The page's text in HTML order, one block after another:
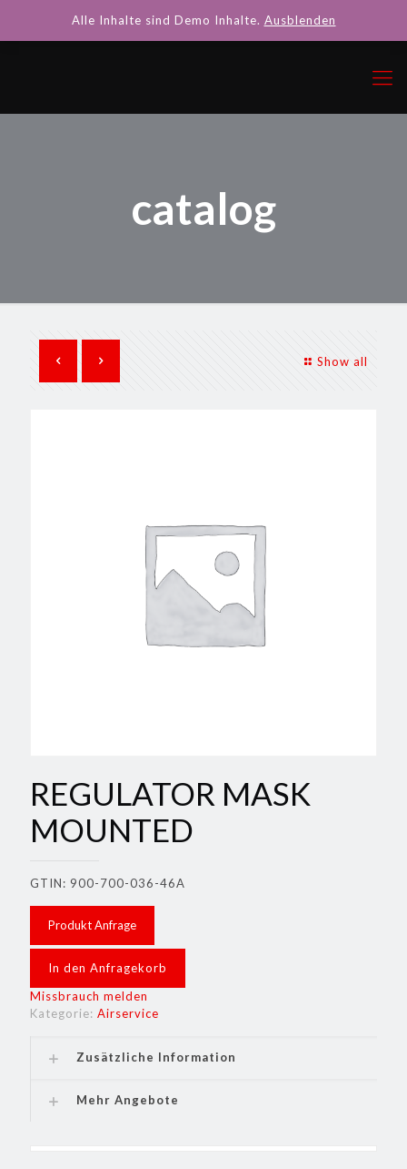
catalog
Show all
REGULATOR MASK
MOUNTED
GTIN: 900-700-036-46A
Produkt Anfrage
In den Anfragekorb
Missbrauch melden
Kategorie: Airservice
Zusätzliche Information
Mehr Angebote
Alle Inhalte sind Demo Inhalte. Ausblenden